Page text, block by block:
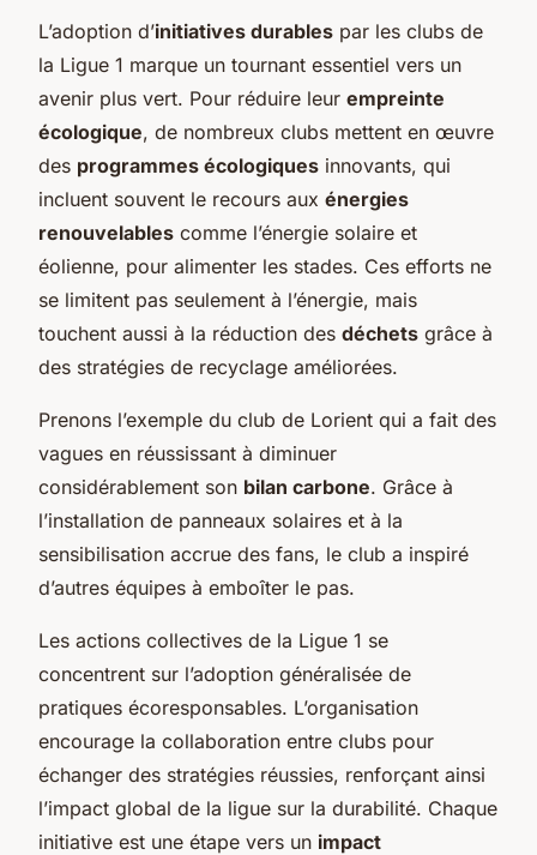
L’adoption d’initiatives durables par les clubs de
la Ligue 1 marque un tournant essentiel vers un
avenir plus vert. Pour réduire leur empreinte
écologique, de nombreux clubs mettent en œuvre
des programmes écologiques innovants, qui
incluent souvent le recours aux énergies
renouvelables comme l’énergie solaire et
éolienne, pour alimenter les stades. Ces efforts ne
se limitent pas seulement à l’énergie, mais
touchent aussi à la réduction des déchets grâce à
des stratégies de recyclage améliorées.
Prenons l’exemple du club de Lorient qui a fait des
vagues en réussissant à diminuer
considérablement son bilan carbone. Grâce à
l’installation de panneaux solaires et à la
sensibilisation accrue des fans, le club a inspiré
d’autres équipes à emboîter le pas.
Les actions collectives de la Ligue 1 se
concentrent sur l’adoption généralisée de
pratiques écoresponsables. L’organisation
encourage la collaboration entre clubs pour
échanger des stratégies réussies, renforçant ainsi
l’impact global de la ligue sur la durabilité. Chaque
initiative est une étape vers un impact